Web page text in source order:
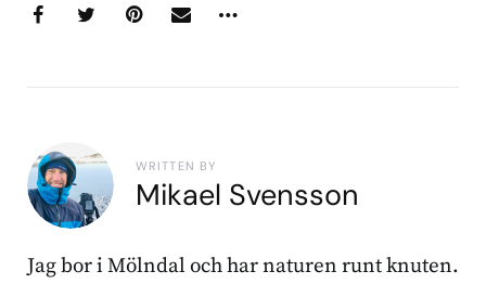
WRITTEN BY
Mikael Svensson
Jag bor i Mölndal och har naturen runt knuten.